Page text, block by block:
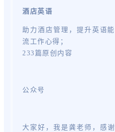
酒店英语
助力酒店管理，提升英语
流工作心得；
233篇原创内容
公众号
大家好，我是龚老师，感